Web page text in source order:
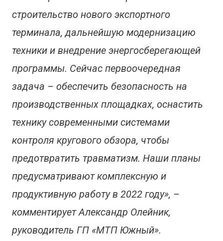
строительство нового экспортного
терминала, дальнейшую модернизацию
техники и внедрение энергосберегающей
программы. Сейчас первоочередная
задача – обеспечить безопасность на
производственных площадках, оснастить
технику современными системами
контроля кругового обзора, чтобы
предотвратить травматизм. Наши планы
предусматривают комплексную и
продуктивную работу в 2022 году», –
комментирует Александр Олейник,
руководитель ГП «МТП Южный».